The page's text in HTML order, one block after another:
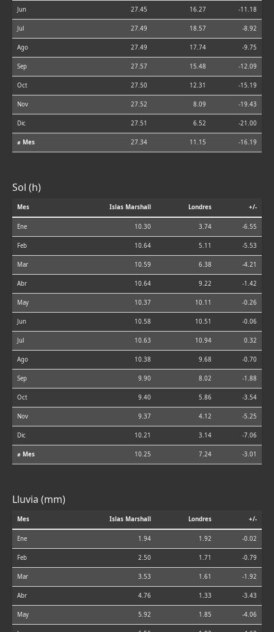
Jun 27.45 16.27 -11.18
Jul 27.49 18.57 -8.92
Ago 27.49 17.74 -9.75
Sep 27.57 15.48 -12.09
Oct 27.50 12.31 -15.19
Nov 27.52 8.09 -19.43
Dic 27.51 6.52 -21.00
⌀ Mes 27.34 11.15 -16.19
Sol (h)
Mes Islas Marshall Londres +/-
Ene 10.30 3.74 -6.55
Feb 10.64 5.11 -5.53
Mar 10.59 6.38 -4.21
Abr 10.64 9.22 -1.42
May 10.37 10.11 -0.26
Jun 10.58 10.51 -0.06
Jul 10.63 10.94 0.32
Ago 10.38 9.68 -0.70
Sep 9.90 8.02 -1.88
Oct 9.40 5.86 -3.54
Nov 9.37 4.12 -5.25
Dic 10.21 3.14 -7.06
⌀ Mes 10.25 7.24 -3.01
Lluvia (mm)
Mes Islas Marshall Londres +/-
Ene 1.94 1.92 -0.02
Feb 2.50 1.71 -0.79
Mar 3.53 1.61 -1.92
Abr 4.76 1.33 -3.43
May 5.92 1.85 -4.06